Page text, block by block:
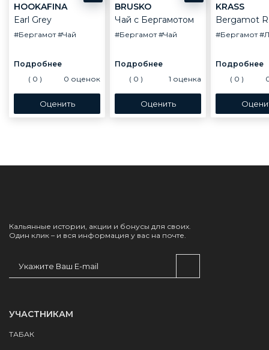
HOOKAFINA
Earl Grey
#Бергамот #Чай
( 0 ) 0 оценок
BRUSKO
Чай с Бергамотом
#Бергамот #Чай
( 0 ) 1 оценка
KRASS
Bergamot
#Бергамот
( 0 )
Кальянные истории, акции и бонусы для своих.
Один клик – и вся информация у вас на почте.
УЧАСТНИКАМ
ТАБАК